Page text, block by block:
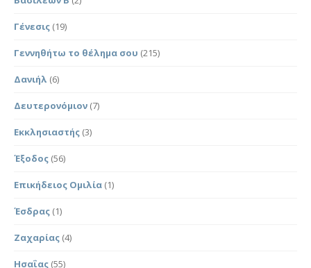
Γένεσις (19)
Γεννηθήτω το θέλημα σου (215)
Δανιήλ (6)
Δευτερονόμιον (7)
Εκκλησιαστής (3)
Έξοδος (56)
Επικήδειος Ομιλία (1)
Έσδρας (1)
Ζαχαρίας (4)
Ησαΐας (55)